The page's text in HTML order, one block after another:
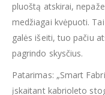
pluoštą atskirai,
medžiagai kvėpuoti.
galės išeiti, tuo pačiu
pagrindo skysčius.
Patarimas: „Smart
įskaitant kabrioleto